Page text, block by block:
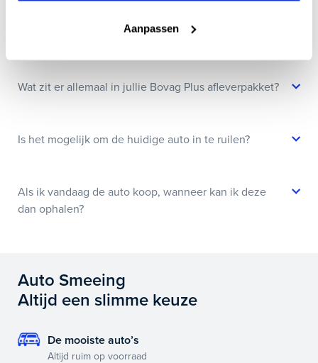
Aanpassen
Hoe weet ik of deze auto nog beschikbaar is?
Wat zit er allemaal in jullie Bovag Plus afleverpakket?
Is het mogelijk om de huidige auto in te ruilen?
Als ik vandaag de auto koop, wanneer kan ik deze
dan ophalen?
Auto Smeeing
Altijd een slimme keuze
De mooiste auto’s
Altijd ruim op voorraad